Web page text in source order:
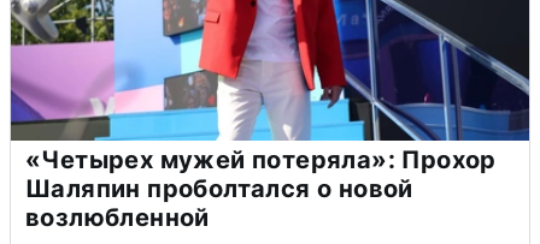
«Четырех мужей потеряла»: Прохор
Шаляпин проболтался о новой
возлюбленной